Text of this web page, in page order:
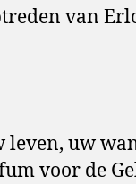
van
leven, uw
voor de